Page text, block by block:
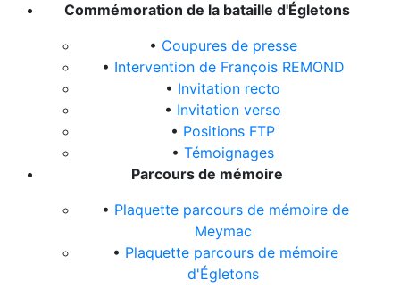
Commémoration de la bataille d'Égletons
• Coupures de presse
• Intervention de François REMOND
• Invitation recto
• Invitation verso
• Positions FTP
• Témoignages
Parcours de mémoire
• Plaquette parcours de mémoire de
Meymac
• Plaquette parcours de mémoire
d'Égletons